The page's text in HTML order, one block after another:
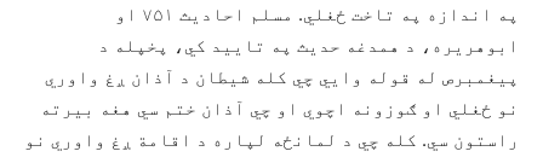
په اندازه په تاخت ځغلي. مسلم احادیث ۷۵۱ او
ابوهریره، د همدغه حدیث په تایید کي، پخپله د
پیغمبرص له قوله وايي چي کله شیطان د آذان ږغ واوري
نو ځغلي او ګوزونه اچوي او چي آذان ختم سي هغه بیرته
راستون سي. کله چي د لمانځه لپاره د اقامة ږغ واوري نو